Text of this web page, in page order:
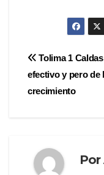
de
Tolima 1
efectivo y pero de
crecimiento
Por